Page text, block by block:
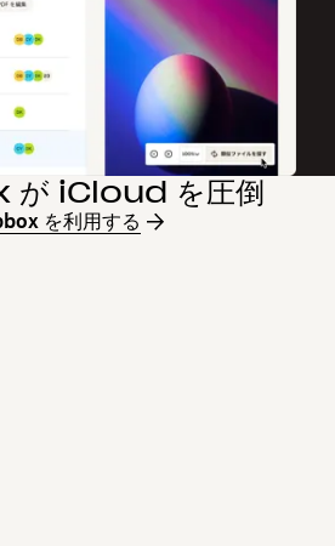
iCloud を圧倒
を利用する